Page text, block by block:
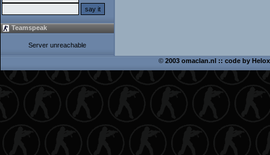
Teamspeak
Server unreachable
© 2003 omaclan.nl :: code by Helox